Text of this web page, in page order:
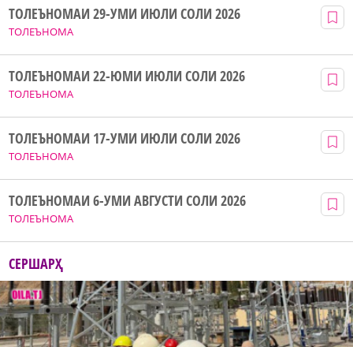
ТОЛЕЪНОМА
ТОЛЕЪНОМАИ 29-УМИ ИЮЛИ СОЛИ 2026
ТОЛЕЪНОМА
ТОЛЕЪНОМАИ 22-ЮМИ ИЮЛИ СОЛИ 2026
ТОЛЕЪНОМА
ТОЛЕЪНОМАИ 17-УМИ ИЮЛИ СОЛИ 2026
ТОЛЕЪНОМА
ТОЛЕЪНОМАИ 6-УМИ АВГУСТИ СОЛИ 2026
СЕРШАРҲ